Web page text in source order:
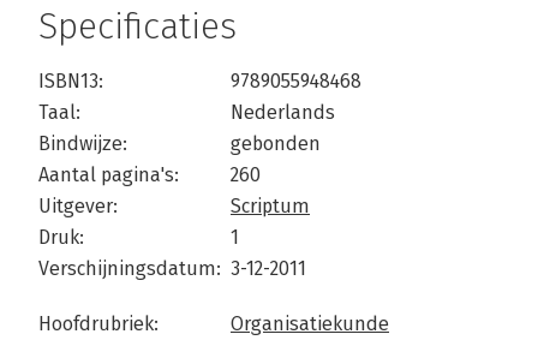
Specificaties
ISBN13:
9789055948468
Taal:
Nederlands
Bindwijze:
gebonden
Aantal pagina's:
260
Uitgever:
Scriptum
Druk:
1
Verschijningsdatum: 3-12-2011
Hoofdrubriek: Organisatiekunde